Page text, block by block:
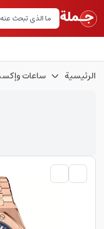
الرئيسية ساعات